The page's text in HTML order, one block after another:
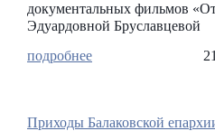
документальных фильмов
Эдуардовной Бруславцевой
Приходы Балаковской